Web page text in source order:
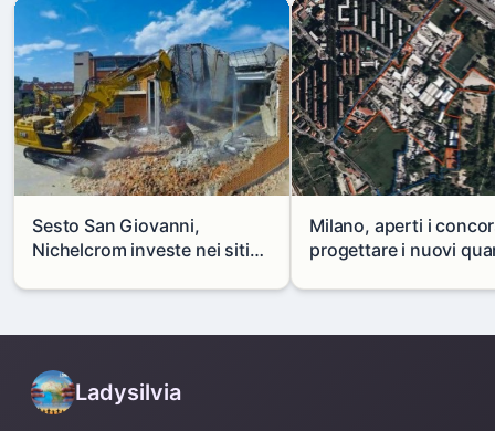
Sesto San Giovanni,
Nichelcrom investe nei siti
capannone per fare spazio a
Milano, aperti i
progettare i nuovi
Mare
Ladysilvia